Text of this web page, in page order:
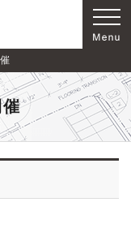
・入間市）の工務店なら当店
ならアースホームで家づくり